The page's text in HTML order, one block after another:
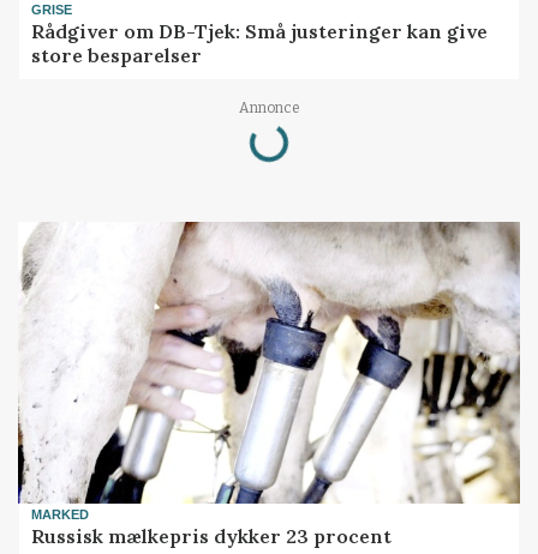
GRISE
Rådgiver om DB-Tjek: Små justeringer kan give
store besparelser
Annonce
Loading...
MARKED
Russisk mælkepris dykker 23 procent